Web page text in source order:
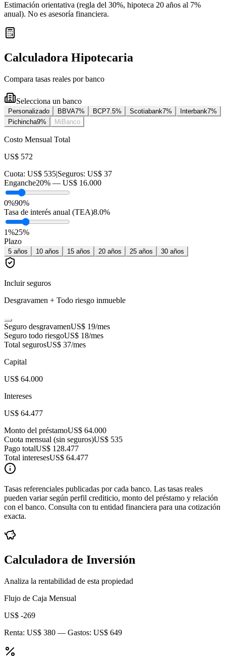
Estimación orientativa (regla del 30%, hipoteca 20 años al 7%
anual). No es asesoría financiera.
Calculadora Hipotecaria
Compara tasas reales por banco
Selecciona un banco
Personalizado BBVA7% BCP7.5% Scotiabank7% Interbank7%
Pichincha9% MiBanco
Costo Mensual Total
US$ 572
Cuota: US$ 535|Seguros: US$ 37
Enganche20% — US$ 16.000
0%90%
Tasa de interés anual (TEA)8.0%
1%25%
Plazo
5 años 10 años 15 años 20 años 25 años 30 años
Incluir seguros
Desgravamen + Todo riesgo inmueble
Seguro desgravamenUS$ 19/mes
Seguro todo riesgoUS$ 18/mes
Total segurosUS$ 37/mes
Capital
US$ 64.000
Intereses
US$ 64.477
Monto del préstamoUS$ 64.000
Cuota mensual (sin seguros)US$ 535
Pago totalUS$ 128.477
Total interesesUS$ 64.477
Tasas referenciales publicadas por cada banco. Las tasas reales
pueden variar según perfil crediticio, monto del préstamo y relación
con el banco. Consulta con tu entidad financiera para una cotización
exacta.
Calculadora de Inversión
Analiza la rentabilidad de esta propiedad
Flujo de Caja Mensual
US$ -269
Renta: US$ 380 — Gastos: US$ 649